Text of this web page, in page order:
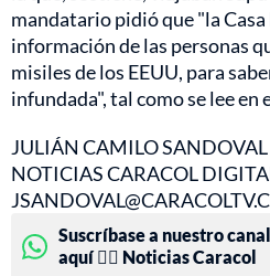
mandatario pidió que "la Casa
información de las personas
misiles de los EEUU, para
infundada", tal como se lee en
JULIÁN CAMILO SANDOVAL
NOTICIAS CARACOL
Suscríbase a nuestro
aquí 👉🏻 Noticias Caracol